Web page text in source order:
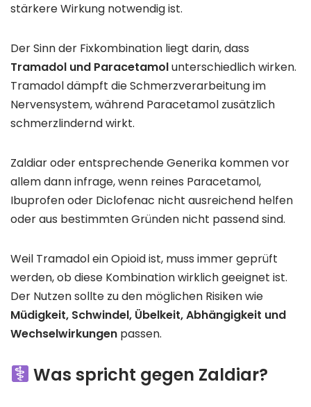
stärkere Wirkung notwendig ist.
Der Sinn der Fixkombination liegt darin, dass
Tramadol und Paracetamolunterschiedlich wirken.
Tramadol dämpft die Schmerzverarbeitung im
Nervensystem, während Paracetamol zusätzlich
schmerzlindernd wirkt.
Zaldiar oder entsprechende Generika kommen vor
allem dann infrage, wenn reines Paracetamol,
Ibuprofen oder Diclofenac nicht ausreichend helfen
oder aus bestimmten Gründen nicht passend sind.
Weil Tramadol ein Opioid ist, muss immer geprüft
werden, ob diese Kombination wirklich geeignet ist.
Der Nutzen sollte zu den möglichen Risiken wie
Müdigkeit, Schwindel, Übelkeit, Abhängigkeit und
Wechselwirkungen passen.
Was spricht gegen Zaldiar?